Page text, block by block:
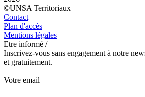
©UNSA Territoriaux
Contact
Plan d'accès
Mentions légales
Etre informé /
Inscrivez-vous sans engagement à notre
et gratuitement.
Votre email